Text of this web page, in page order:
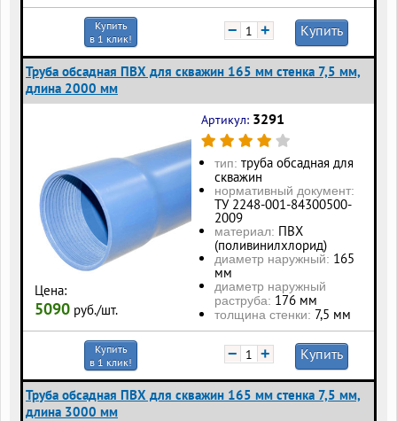
Купить
в 1 клик!
− + Купить
Труба обсадная ПВХ для скважин 165 мм стенка 7,5 мм,
длина 2000 мм
Цена:
5090 руб./шт.
Артикул: 3291
тип: труба обсадная для
скважин
нормативный документ:
ТУ 2248-001-84300500-
2009
материал: ПВХ
(поливинилхлорид)
диаметр наружный: 165
мм
диаметр наружный
раструба: 176 мм
толщина стенки: 7,5 мм
Купить
в 1 клик!
− + Купить
Труба обсадная ПВХ для скважин 165 мм стенка 7,5 мм,
длина 3000 мм